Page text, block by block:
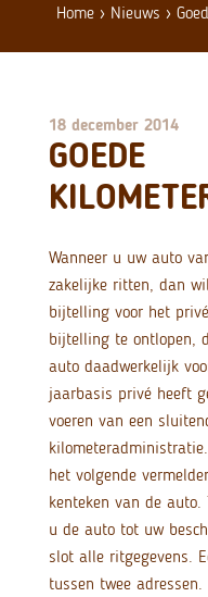
Home › Nieuws ›
18 december 2014
GOEDE
Wanneer u uw auto
zakelijke ritten, dan
bijtelling voor het
bijtelling te ontlopen,
auto daadwerkelijk
jaarbasis privé heeft
voeren van een
het volgende
kenteken van de
u de auto tot uw
slot alle ritgegevens.
tussen twee adressen.